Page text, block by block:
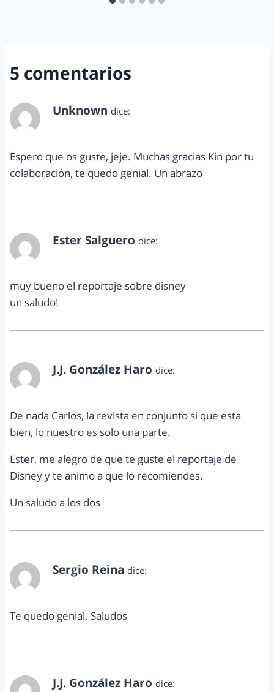
5 comentarios
Unknown dice:
Espero que os guste, jeje. Muchas gracias Kin por tu
colaboración, te quedo genial. Un abrazo
Ester Salguero dice:
muy bueno el reportaje sobre disney
un saludo!
J.J. González Haro dice:
De nada Carlos, la revista en conjunto si que esta
bien, lo nuestro es solo una parte.
Ester, me alegro de que te guste el reportaje de
Disney y te animo a que lo recomiendes.
Un saludo a los dos
Sergio Reina dice:
Te quedo genial. Saludos
J.J. González Haro dice: